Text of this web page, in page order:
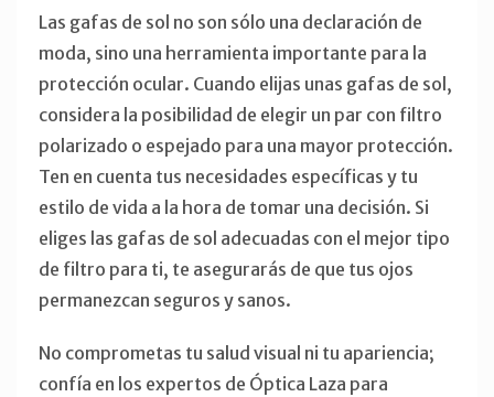
Las gafas de sol no son sólo una declaración de
moda, sino una herramienta importante para la
protección ocular. Cuando elijas unas gafas de sol,
considera la posibilidad de elegir un par con filtro
polarizado o espejado para una mayor protección.
Ten en cuenta tus necesidades específicas y tu
estilo de vida a la hora de tomar una decisión. Si
eliges las gafas de sol adecuadas con el mejor tipo
de filtro para ti, te asegurarás de que tus ojos
permanezcan seguros y sanos.
No comprometas tu salud visual ni tu apariencia;
confía en los expertos de Óptica Laza para